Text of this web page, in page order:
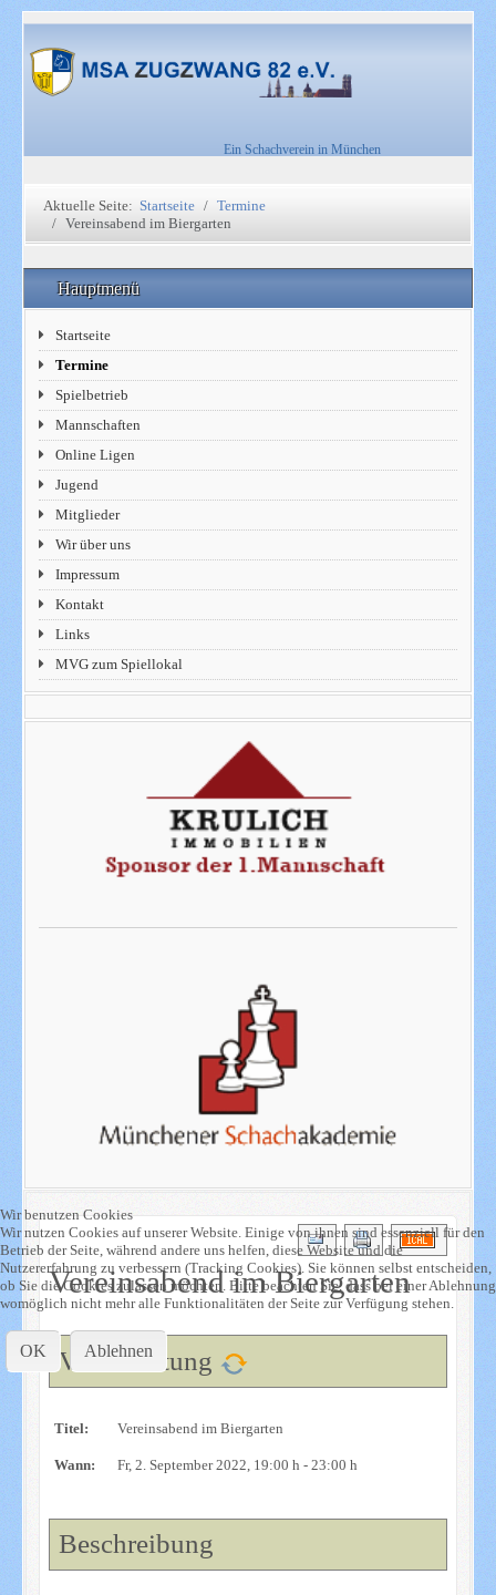
Ein Schachverein in München
Aktuelle Seite: Startseite
Termine
Vereinsabend im Biergarten
Hauptmenü
Startseite
Termine
Spielbetrieb
Mannschaften
Online Ligen
Jugend
Mitglieder
Wir über uns
Impressum
Kontakt
Links
MVG zum Spiellokal
Vereinsabend im Biergarten
Veranstaltung
Titel: Vereinsabend im Biergarten
Wann: Fr, 2. September 2022, 19:00 h - 23:00 h
Beschreibung
Wir benutzen Cookies
Wir nutzen Cookies auf unserer Website. Einige von ihnen sind essenziell für den
Betrieb der Seite, während andere uns helfen, diese Website und die
Nutzererfahrung zu verbessern (Tracking Cookies). Sie können selbst entscheiden,
ob Sie die Cookies zulassen möchten. Bitte beachten Sie, dass bei einer Ablehnung
womöglich nicht mehr alle Funktionalitäten der Seite zur Verfügung stehen.
OK Ablehnen